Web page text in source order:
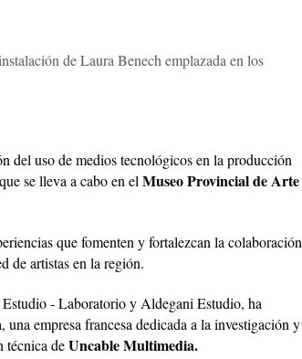
de Laura Benech emplazada en los
del uso de medios tecnológicos en la producción
se lleva a cabo en el Museo Provincial de Arte
que fomenten y fortalezcan la colaboración
de artistas en la región.
- Laboratorio y Aldegani Estudio, ha
empresa francesa dedicada a la investigación y
técnica deUncable Multimedia.